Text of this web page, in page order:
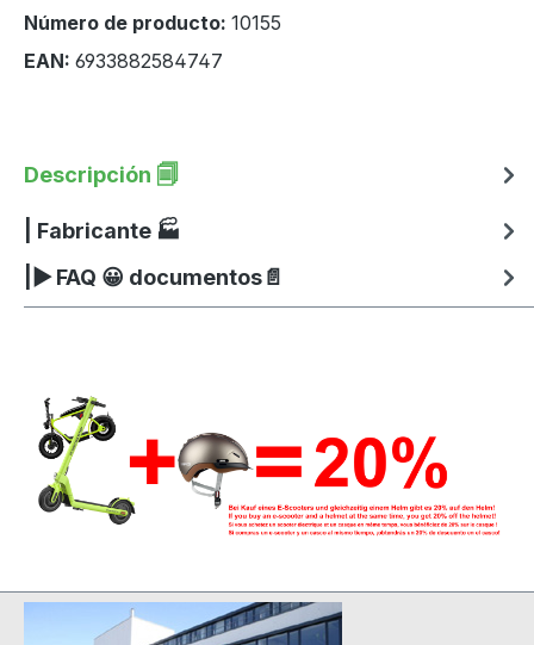
Número de producto: 10155
EAN: 6933882584747
Descripción 🗐
| Fabricante 🏭
|▶ FAQ 😀 documentos📄